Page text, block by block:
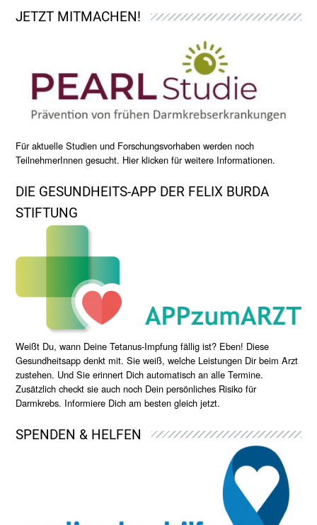
JETZT MITMACHEN!
Für aktuelle Studien und Forschungsvorhaben werden noch
TeilnehmerInnen gesucht. Hier klicken für weitere Informationen.
DIE GESUNDHEITS-APP DER FELIX BURDA
STIFTUNG
Weißt Du, wann Deine Tetanus-Impfung fällig ist? Eben! Diese
Gesundheitsapp denkt mit. Sie weiß, welche Leistungen Dir beim Arzt
zustehen. Und Sie erinnert Dich automatisch an alle Termine.
Zusätzlich checkt sie auch noch Dein persönliches Risiko für
Darmkrebs. Informiere Dich am besten gleich jetzt.
SPENDEN & HELFEN